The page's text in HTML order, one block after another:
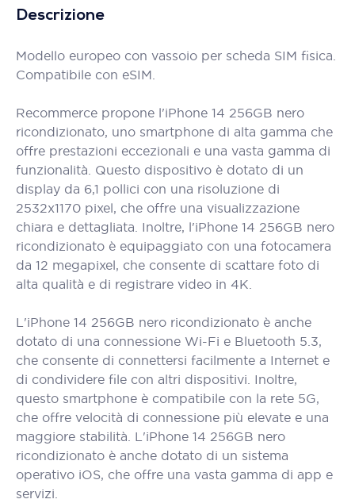
Descrizione
Modello europeo con vassoio per scheda SIM fisica.
Compatibile con eSIM.
Recommerce propone l'iPhone 14 256GB nero
ricondizionato, uno smartphone di alta gamma che
offre prestazioni eccezionali e una vasta gamma di
funzionalità. Questo dispositivo è dotato di un
display da 6,1 pollici con una risoluzione di
2532x1170 pixel, che offre una visualizzazione
chiara e dettagliata. Inoltre, l'iPhone 14 256GB nero
ricondizionato è equipaggiato con una fotocamera
da 12 megapixel, che consente di scattare foto di
alta qualità e di registrare video in 4K.
L'iPhone 14 256GB nero ricondizionato è anche
dotato di una connessione Wi-Fi e Bluetooth 5.3,
che consente di connettersi facilmente a Internet e
di condividere file con altri dispositivi. Inoltre,
questo smartphone è compatibile con la rete 5G,
che offre velocità di connessione più elevate e una
maggiore stabilità. L'iPhone 14 256GB nero
ricondizionato è anche dotato di un sistema
operativo iOS, che offre una vasta gamma di app e
servizi.